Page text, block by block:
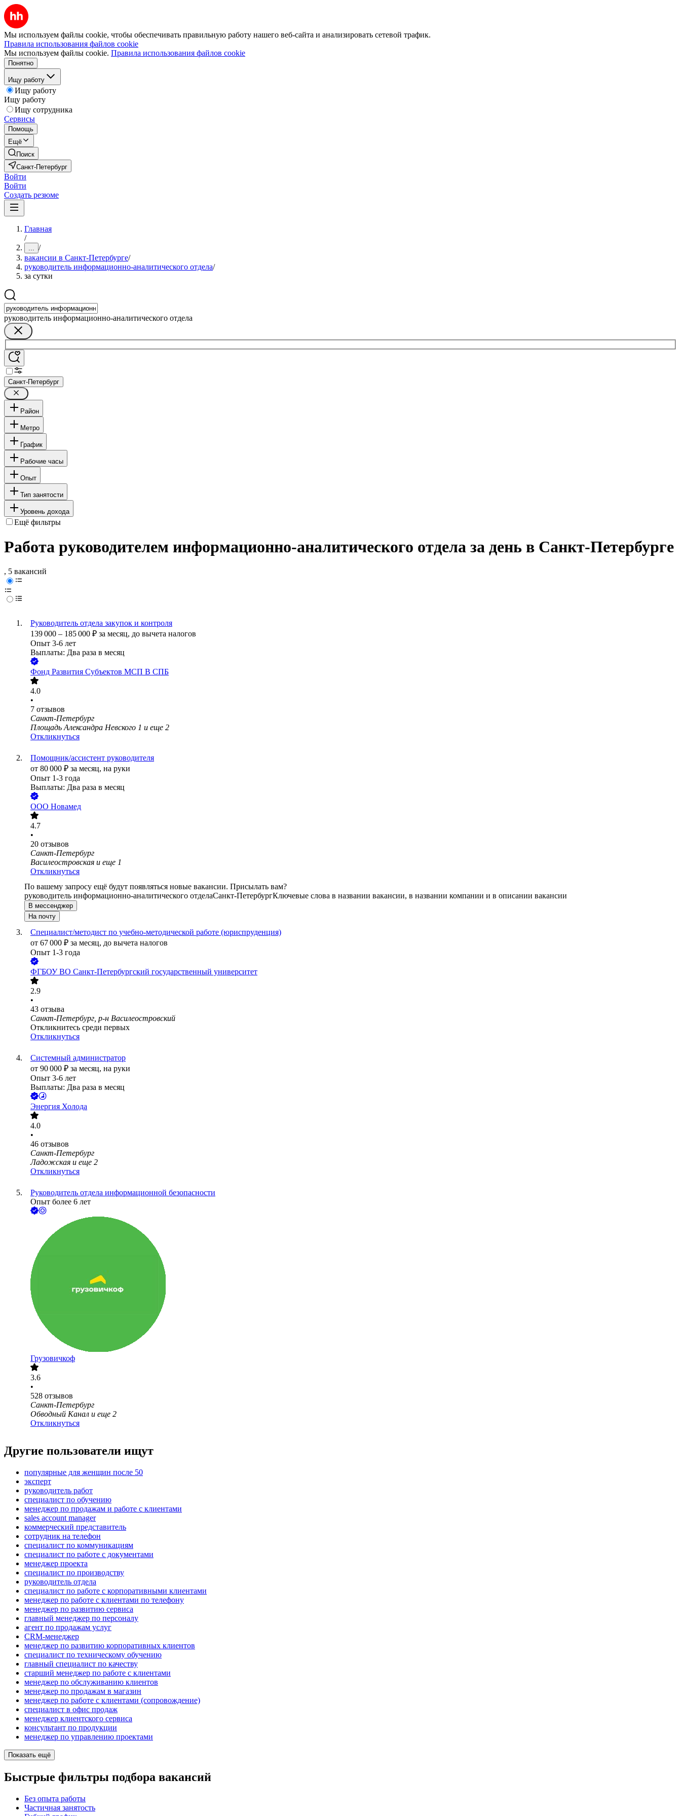
Мы используем файлы cookie, чтобы обеспечивать правильную работу нашего веб-сайта и анализировать сетевой трафик.
Правила использования файлов cookie
Мы используем файлы cookie. Правила использования файлов cookie
Понятно
Ищу работу
Ищу работу
Ищу работу
Ищу сотрудника
Сервисы
Помощь
Ещё
Поиск
Санкт-Петербург
Войти
Войти
Создать резюме
Главная
/
... /
вакансии в Санкт-Петербурге/
руководитель информационно-аналитического отдела/
за сутки
руководитель информационно-аналитического отдела
Санкт-Петербург
Район
Метро
График
Рабочие часы
Опыт
Тип занятости
Уровень дохода
Ещё фильтры
Работа руководителем информационно-аналитического отдела за день в Санкт-Петербурге
, 5 вакансий
Руководитель отдела закупок и контроля
139 000 – 185 000 ₽ за месяц, до вычета налогов
Опыт 3-6 лет
Выплаты: Два раза в месяц
Фонд Развития Субъектов МСП В СПБ
4.0
•
7 отзывов
Санкт-Петербург
Площадь Александра Невского 1 и еще 2
Откликнуться
Помощник/ассистент руководителя
от 80 000 ₽ за месяц, на руки
Опыт 1-3 года
Выплаты: Два раза в месяц
ООО Новамед
4.7
•
20 отзывов
Санкт-Петербург
Василеостровская и еще 1
Откликнуться
По вашему запросу ещё будут появляться новые вакансии. Присылать вам?
руководитель информационно-аналитического отделаСанкт-ПетербургКлючевые слова в названии вакансии, в названии компании и в описании вакансии
В мессенджер
На почту
Специалист/методист по учебно-методической работе (юриспруденция)
от 67 000 ₽ за месяц, до вычета налогов
Опыт 1-3 года
ФГБОУ ВО Санкт-Петербургский государственный университет
2.9
•
43 отзыва
Санкт-Петербург, р-н Василеостровский
Откликнитесь среди первых
Откликнуться
Системный администратор
от 90 000 ₽ за месяц, на руки
Опыт 3-6 лет
Выплаты: Два раза в месяц
Энергия Холода
4.0
•
46 отзывов
Санкт-Петербург
Ладожская и еще 2
Откликнуться
Руководитель отдела информационной безопасности
Опыт более 6 лет
Грузовичкоф
3.6
•
528 отзывов
Санкт-Петербург
Обводный Канал и еще 2
Откликнуться
Другие пользователи ищут
популярные для женщин после 50
эксперт
руководитель работ
специалист по обучению
менеджер по продажам и работе с клиентами
sales account manager
коммерческий представитель
сотрудник на телефон
специалист по коммуникациям
специалист по работе с документами
менеджер проекта
специалист по производству
руководитель отдела
специалист по работе с корпоративными клиентами
менеджер по работе с клиентами по телефону
менеджер по развитию сервиса
главный менеджер по персоналу
агент по продажам услуг
CRM-менеджер
менеджер по развитию корпоративных клиентов
специалист по техническому обучению
главный специалист по качеству
старший менеджер по работе с клиентами
менеджер по обслуживанию клиентов
менеджер по продажам в магазин
менеджер по работе с клиентами (сопровождение)
специалист в офис продаж
менеджер клиентского сервиса
консультант по продукции
менеджер по управлению проектами
Показать ещё
Быстрые фильтры подбора вакансий
Без опыта работы
Частичная занятость